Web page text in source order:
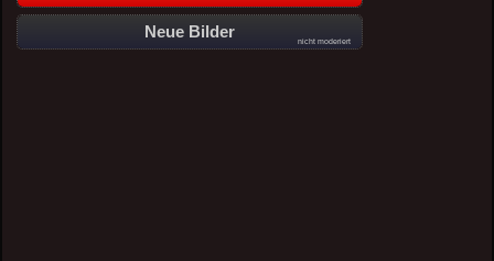
Neue Bilder
nicht moderiert